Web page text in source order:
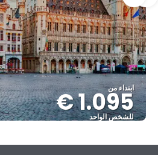
ابتداء من
1.095 €
للشخص الواحد